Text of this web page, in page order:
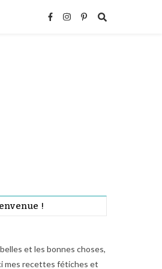
!
et les bonnes choses,
mes recettes fétiches et